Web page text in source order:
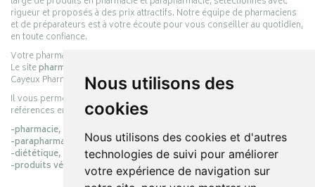
Nous utilisons des
cookies
Nous utilisons des cookies et d'autres
technologies de suivi pour améliorer
votre expérience de navigation sur
rigueur et proposés à des prix attractifs. Notre équipe de pharmaciens
et de préparateurs est à votre écoute pour vous conseiller au quotidien,
en toute confiance.
Votre pharmacie en ligne :
Le sitepharmacie-cayeux.fr
Cayeux Pharmabest Berck-sur-Mer – Rang-du-Fliers.
Il vous permet de réaliser vos achats en ligne parmi des milliers de
références en :
-pharmacie,
-parapharmacie,
-diététique,
-produits vétérinaires.